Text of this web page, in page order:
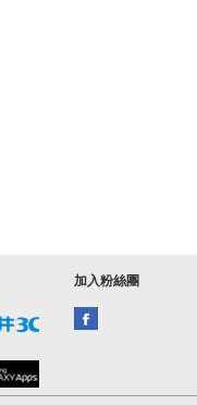
加入粉絲團